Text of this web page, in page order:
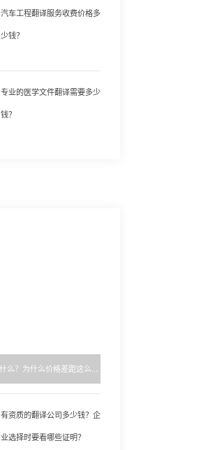
汽车工程翻译服务收费价格多
少钱？
专业的医学文件翻译需要多少
钱？
正规翻译公司收费标准是什么？为什么价格差距这么大？
有资质的翻译公司多少钱？企
业选择时要看哪些证明？